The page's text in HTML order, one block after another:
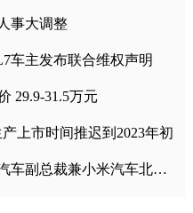
事大调整
车主发布联合维权声明
29.9-31.5万元
上市时间推迟到2023年初
小米集团任命于立国担任小米汽车副总裁兼小米汽车北京总部政委